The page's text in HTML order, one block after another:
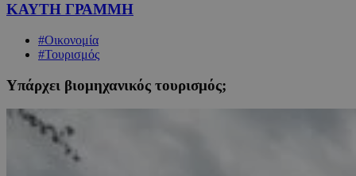
ΚΑΥΤΗ ΓΡΑΜΜΗ
#Οικονομία
#Τουρισμός
Υπάρχει βιομηχανικός τουρισμός;